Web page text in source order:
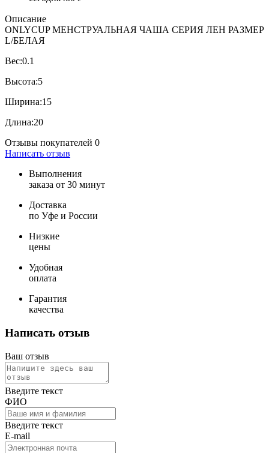
Описание
ONLYCUP МЕНСТРУАЛЬНАЯ ЧАША СЕРИЯ ЛЕН РАЗМЕР
L/БЕЛАЯ
Вес:0.1
Высота:5
Ширина:15
Длина:20
Отзывы покупателей 0
Написать отзыв
Выполнения
заказа от 30 минут
Доставка
по Уфе и России
Низкие
цены
Удобная
оплата
Гарантия
качества
Написать отзыв
Ваш отзыв
Введите текст
ФИО
Введите текст
E-mail